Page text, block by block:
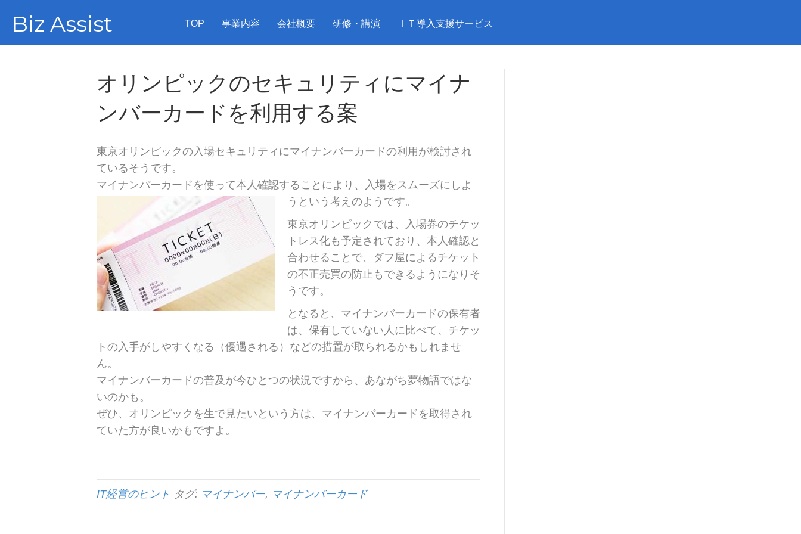
Biz Assist TOP 事業内容 会社概要 研修・講演 ＩＴ導入支援サービス
オリンピックのセキュリティにマイナ
ンバーカードを利用する案
東京オリンピックの入場セキュリティにマイナンバーカードの利用が検討され
ているそうです。
マイナンバーカードを使って本人確認することにより、入場をスムーズにしよ
うという考えのようです。
東京オリンピックでは、入場券のチケッ
トレス化も予定されており、本人確認と
合わせることで、ダフ屋によるチケット
の不正売買の防止もできるようになりそ
うです。
となると、マイナンバーカードの保有者
は、保有していない人に比べて、チケッ
トの入手がしやすくなる（優遇される）などの措置が取られるかもしれませ
ん。
マイナンバーカードの普及が今ひとつの状況ですから、あながち夢物語ではな
いのかも。
ぜひ、オリンピックを生で見たいという方は、マイナンバーカードを取得され
ていた方が良いかもですよ。
IT経営のヒント タグ: マイナンバー, マイナンバーカード